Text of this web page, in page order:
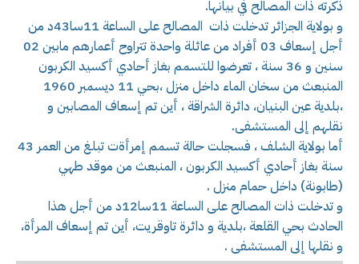
ذكرته ذات المصالح في بيانها.
و بولاية الجزائر تدخلت ذات المصالح على الساعة 11سا43د من
أجل إسعاف 03 أفراد من عائلة واحدة تتراوح أعمارهم مابين 02
سنين و 36 سنة ، تعرضوا للتسمم بغاز أحادي أكسيد الكربون
المنبعث من سخان الماء داخل منزل ،بحي 11 ديسمبر 1960
،بلدية عين البنيان، دائرة الشراقة ، أين تم إسعاف المصابين و
نقلهم إلى المستشفى.
أما بولاية الشلف ، فسجلت حالة تسمم إمرأةت تبلغ من العمر 43
سنة بغاز أحادي أكسيد الكربون ، المنبعث من موقد طهي
(طابونة) داخل حمام منزل .
و تدخلت ذات المصالح على الساعة 11سا12د من أجل هذا
الحادث بحي القلعة ،بلدية و دائرة تاوقريت، أين تم إسعاف المرأة،
و نقلها إلى المستشفى .